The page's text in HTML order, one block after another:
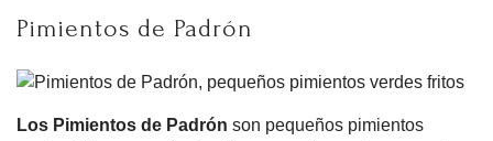
Pimientos de Padrón
Los Pimientos de Padrón son pequeños pimientos